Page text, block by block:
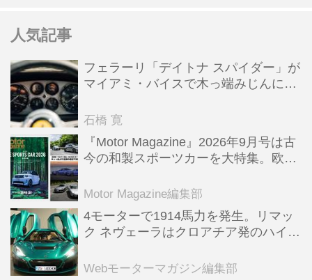
人気記事
フェラーリ「デイトナ スパイダー」が
マイアミ・バイスで木っ端みじんにな
石橋 寛
『Motor Magazine』2026年9月号は古
今の和製スポーツカーを大特集。欧州
Motor Magazine編集部
4モーターで1914馬力を発生。リマッ
ク ネヴェーラはクロアチア発のハイパ
全版／115】
Webモーターマガジン編集部